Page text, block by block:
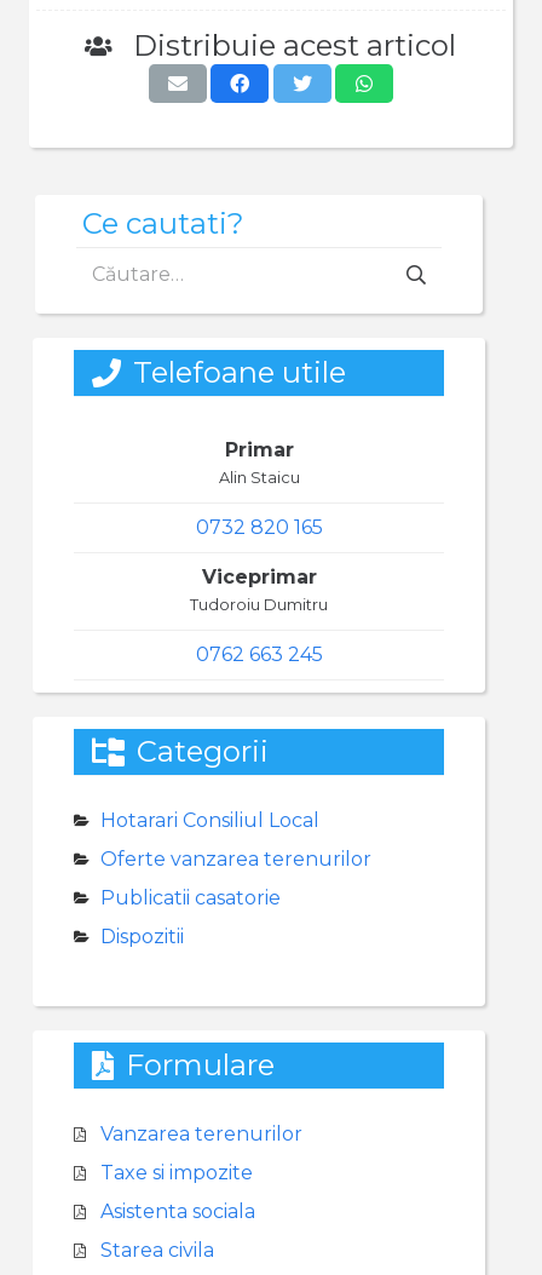
Distribuie acest articol
Ce cautati?
după:
Telefoane utile
Primar
Alin Staicu
0732 820 165
Viceprimar
Tudoroiu Dumitru
0762 663 245
Categorii
Hotarari Consiliul Local
Oferte vanzarea terenurilor
Publicatii casatorie
Dispozitii
Formulare
Vanzarea terenurilor
Taxe si impozite
Asistenta sociala
Starea civila